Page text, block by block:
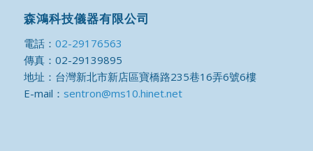
森鴻科技儀器有限公司
電話： 02-29176563
傳真：02-29139895
地址：台灣新北市新店區寶橋路235巷16弄6號6樓
E-mail： sentron@ms10.hinet.net